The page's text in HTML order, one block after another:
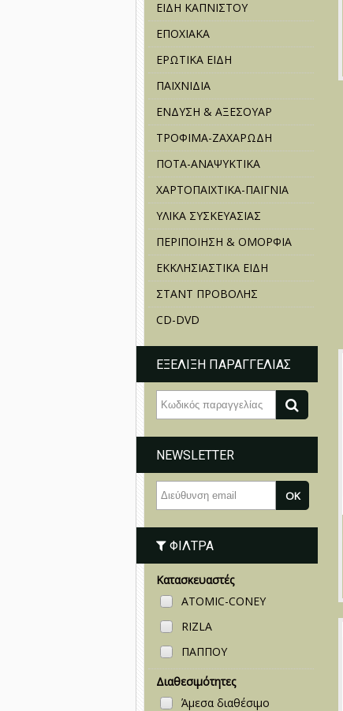
ΕΙΔΗ ΚΑΠΝΙΣΤΟΥ
ΕΠΟΧΙΑΚΑ
ΕΡΩΤΙΚΑ ΕΙΔΗ
ΠΑΙΧΝΙΔΙΑ
ΕΝΔΥΣΗ & ΑΞΕΣΟΥΑΡ
ΤΡΟΦΙΜΑ-ΖΑΧΑΡΩΔΗ
ΠΟΤΑ-ΑΝΑΨΥΚΤΙΚΑ
ΧΑΡΤΟΠΑΙΧΤΙΚΑ-ΠΑΙΓΝΙΑ
ΥΛΙΚΑ ΣΥΣΚΕΥΑΣΙΑΣ
ΠΕΡΙΠΟΙΗΣΗ & ΟΜΟΡΦΙΑ
ΕΚΚΛΗΣΙΑΣΤΙΚΑ ΕΙΔΗ
ΣΤΑΝΤ ΠΡΟΒΟΛΗΣ
CD-DVD
ΕΞΕΛΙΞΗ ΠΑΡΑΓΓΕΛΙΑΣ
NEWSLETTER
ΦΊΛΤΡΑ
Κατασκευαστές
ATOMIC-CONEY
RIZLA
ΠΑΠΠΟΥ
Διαθεσιμότητες
Άμεσα διαθέσιμο